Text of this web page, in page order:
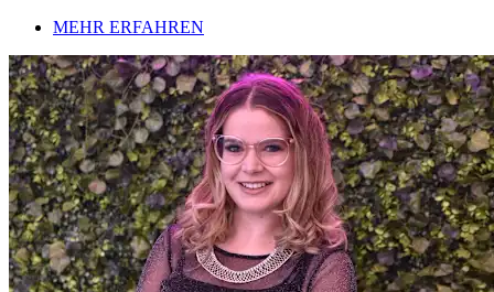
MEHR ERFAHREN